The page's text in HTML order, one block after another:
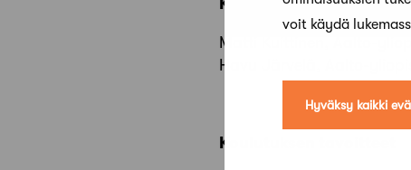
voit käydä
Hyväksy kaikki
Kouluttajat:
Matti Kuittinen, Aalto-
Havu Järvelä, Aalto-
Koulutuksen tavoitteet